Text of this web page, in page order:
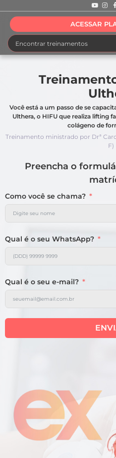
ACESSAR
Você está a um passo de se
Ulthera, o HIFU que realiza lifting
colágeno de
Treinamento ministrado por Drª
F)
Preencha o
Como você se chama?
Qual é o seu WhatsApp?
Qual é o seu e-mail?